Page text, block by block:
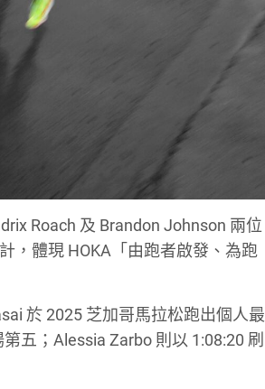
Roach 及 Brandon Johnson 兩位
，體現 HOKA「由跑者啟發、為跑
於 2025 芝加哥馬拉松跑出個人最
五；Alessia Zarbo 則以 1:08:20 刷